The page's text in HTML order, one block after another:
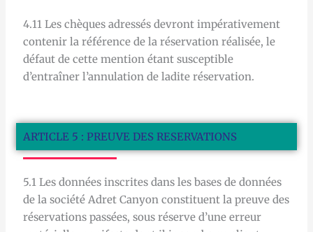
4.11 Les chèques adressés devront impérativement
contenir la référence de la réservation réalisée, le
défaut de cette mention étant susceptible
d’entraîner l’annulation de ladite réservation.
ARTICLE 5 : PREUVE DES RESERVATIONS
5.1 Les données inscrites dans les bases de données
de la société Adret Canyon constituent la preuve des
réservations passées, sous réserve d’une erreur